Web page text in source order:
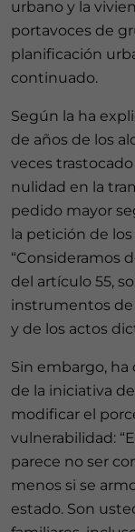
urbano y la
portavoces de
planificación
continuado.
Según la ha
de años de los
veces
nulidad en la
pedido mayor
la petición de
“Consideramos
del artículo 55,
instrumentos
y de los actos
Sin embargo,
de la iniciativa
modificar el
vulnerabilidad:
parece no ser
menos si se
estado. Son